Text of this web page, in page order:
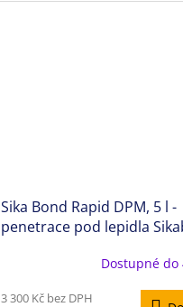
Sika Bond Rapid DPM, 5 l -
penetrace pod lepidla
Dostupné do
3 300 Kč bez DPH